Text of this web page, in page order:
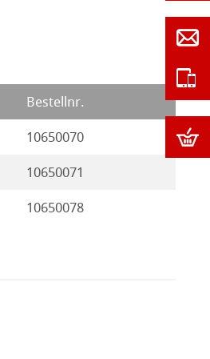
Bestellnr.
10650070
10650071
10650078